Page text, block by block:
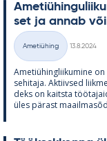
set ja an­nab
Kategooriad
Ametiühing
13.8.2024
Ame­tiü­hinglii­ku­mine
se­hi­taja. Ak­tiiv­sed
deks on kaitsta
üles pä­rast